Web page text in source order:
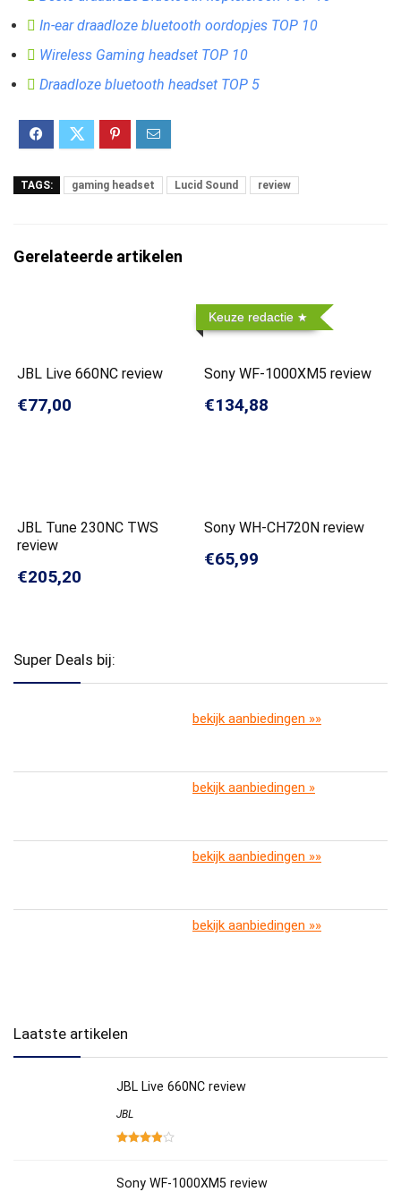
In-ear draadloze bluetooth oordopjes TOP 10
Wireless Gaming headset TOP 10
Draadloze bluetooth headset TOP 5
TAGS: gaming headset Lucid Sound review
Gerelateerde artikelen
JBL Live 660NC review
€77,00
Keuze redactie
Sony WF-1000XM5 review
€134,88
JBL Tune 230NC TWS
review
€205,20
Sony WH-CH720N review
€65,99
Super Deals bij:
bekijk aanbiedingen »»
bekijk aanbiedingen »
bekijk aanbiedingen »»
bekijk aanbiedingen »»
Laatste artikelen
JBL Live 660NC review
JBL
Sony WF-1000XM5 review